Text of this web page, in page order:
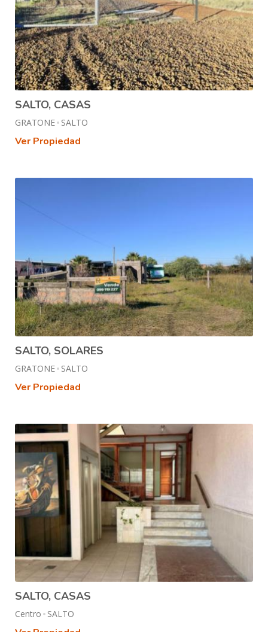
SALTO, CASAS
GRATONE SALTO
Ver Propiedad
SALTO, SOLARES
GRATONE SALTO
Ver Propiedad
SALTO, CASAS
Centro SALTO